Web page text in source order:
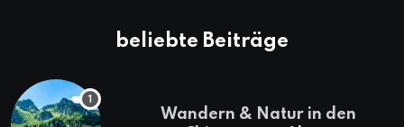
beliebte Beiträge
Wandern & Natur in den